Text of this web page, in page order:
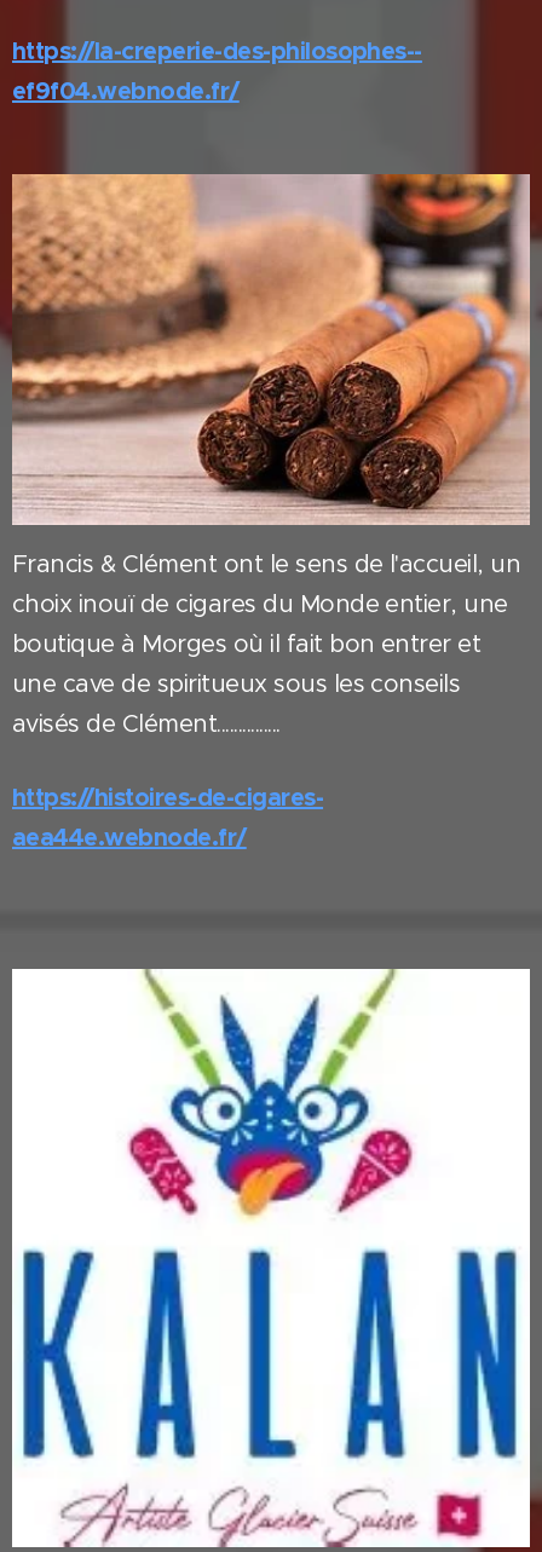
https://la-creperie-des-philosophes--
ef9f04.webnode.fr/
Francis & Clément ont le sens de l'accueil, un
choix inouï de cigares du Monde entier, une
boutique à Morges où il fait bon entrer et
une cave de spiritueux sous les conseils
avisés de Clément...............
https://histoires-de-cigares-
aea44e.webnode.fr/